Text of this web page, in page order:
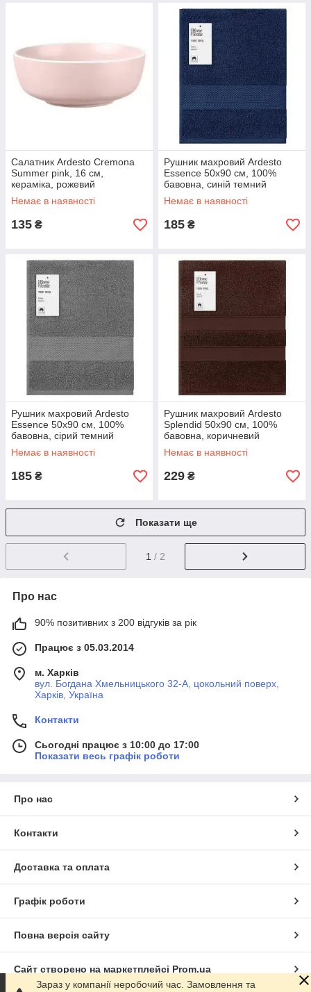
Салатник Ardesto Cremona
Summer pink, 16 см,
кераміка, рожевий
(AR2916PC)
Немає в наявності
135 ₴
Рушник махровий Ardesto
Essence 50х90 см, 100%
бавовна, синій темний
Немає в наявності
185 ₴
Рушник махровий Ardesto
Essence 50х90 см, 100%
бавовна, сірий темний
Немає в наявності
185 ₴
Рушник махровий Ardesto
Splendid 50х90 см, 100%
бавовна, коричневий
Немає в наявності
229 ₴
Показати ще
1 / 2
Про нас
90% позитивних з 200 відгуків за рік
Працює з 05.03.2014
м. Харків
вул. Богдана Хмельницького 32-А, цокольний поверх,
Харків, Україна
Контакти
Сьогодні працює з 10:00 до 17:00
Показати весь графік роботи
Про нас
Контакти
Доставка та оплата
Графік роботи
Повна версія сайту
Сайт створено на маркетплейсі Prom.ua
Зараз у компанії неробочий час. Замовлення та